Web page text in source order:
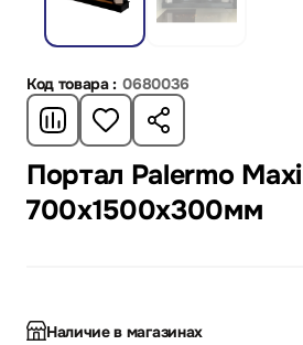
Код товара : 0680036
Портал Palermo Maxi
700x1500x300мм
Наличие в магазинах